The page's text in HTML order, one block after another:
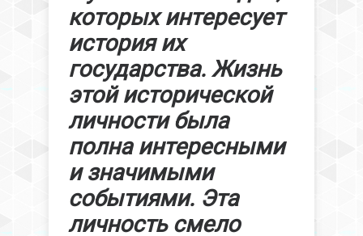
которых интересует
история их
государства. Жизнь
этой исторической
личности была
полна интересными
и значимыми
событиями. Эта
личность смело